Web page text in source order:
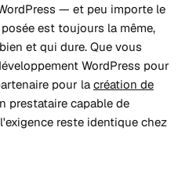
— et peu importe le
est toujours la même,
et qui dure. Que vous
WordPress pour
pour la création de
prestataire capable de
reste identique chez